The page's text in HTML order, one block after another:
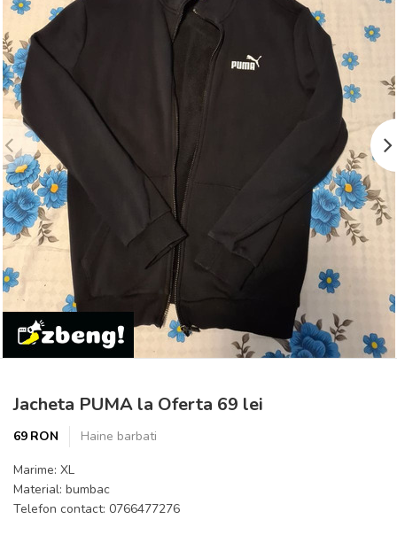
Prev
Jacheta PUMA la Oferta 69 lei
69 RON
Haine barbati
Marime: XL
Material: bumbac
Telefon contact: 0766477276